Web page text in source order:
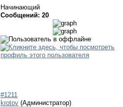
Начинающий
Сообщений: 20
#1211
krotov (Администратор)